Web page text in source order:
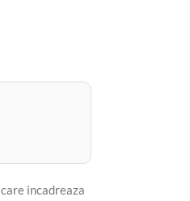
care incadreaza